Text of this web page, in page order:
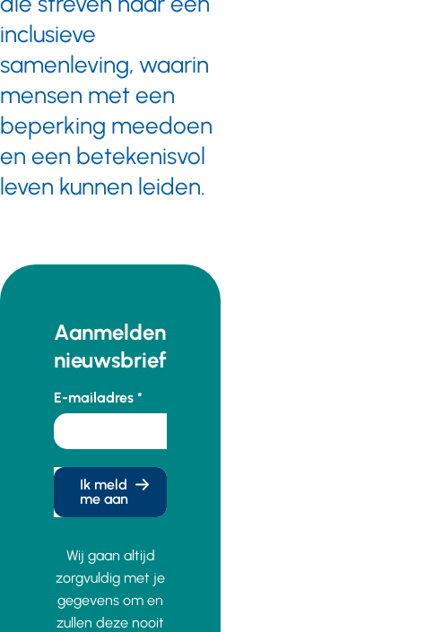
inclusieve
samenleving, waarin
mensen met een
beperking meedoen
en een betekenisvol
leven kunnen leiden.
Aanmelden
nieuwsbrief
E-mailadres
Ik meld
me aan
Wij gaan altijd
zorgvuldig met je
gegevens om en
zullen deze nooit